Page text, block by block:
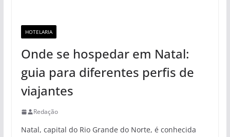
HOTELARIA
Onde se hospedar em Natal:
guia para diferentes perfis de
viajantes
Redação
Natal, capital do Rio Grande do Norte, é conhecida